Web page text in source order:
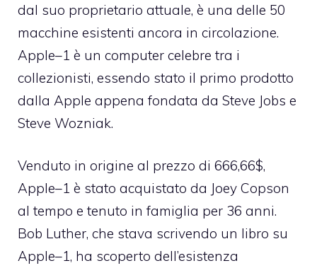
dal suo proprietario attuale, è una delle 50
macchine esistenti ancora in circolazione.
Apple–1 è un computer celebre tra i
collezionisti, essendo stato il primo prodotto
dalla Apple appena fondata da Steve Jobs e
Steve Wozniak.
Venduto in origine al prezzo di 666,66$,
Apple–1 è stato acquistato da Joey Copson
al tempo e tenuto in famiglia per 36 anni.
Bob Luther, che stava scrivendo un libro su
Apple–1, ha scoperto dell’esistenza